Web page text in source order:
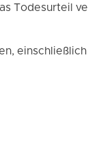
Todesurteil